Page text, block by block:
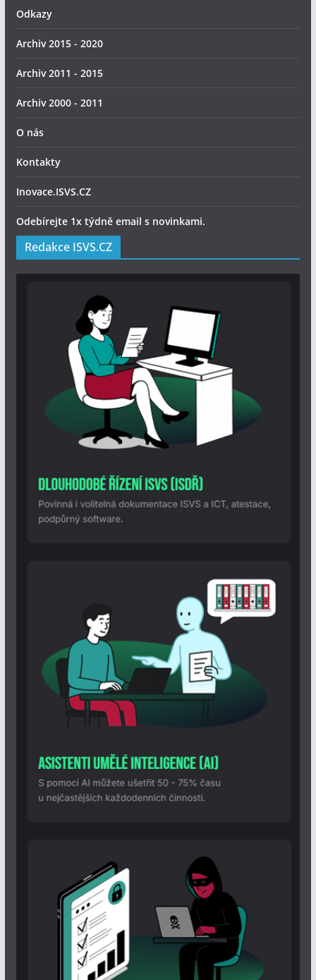
Odkazy
Archiv 2015 - 2020
Archiv 2011 - 2015
Archiv 2000 - 2011
O nás
Kontakty
Inovace.ISVS.CZ
Odebírejte 1x týdně email s novinkami.
Redakce ISVS.CZ